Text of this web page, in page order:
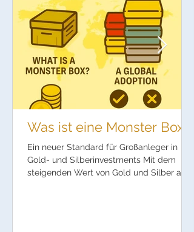
Was ist eine Monster Box?
Ein neuer Standard für Großanleger in
Gold- und Silberinvestments Mit dem
steigenden Wert von Gold und Silber als